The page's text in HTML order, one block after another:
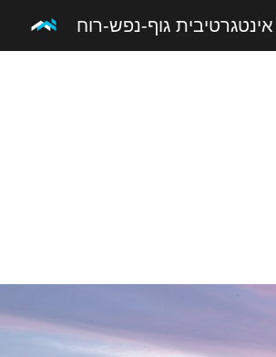
גוף-נפש-רוח